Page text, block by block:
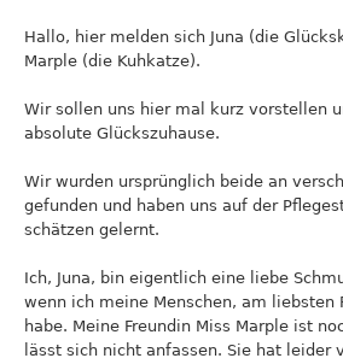
Hallo, hier melden sich Juna (die
Marple (die Kuhkatze).
Wir sollen uns hier mal kurz vorstellen
absolute Glückszuhause.
Wir wurden ursprünglich beide an
gefunden und haben uns auf der
schätzen gelernt.
Ich, Juna, bin eigentlich eine liebe
wenn ich meine Menschen, am liebsten
habe. Meine Freundin Miss Marple ist
lässt sich nicht anfassen. Sie hat leider